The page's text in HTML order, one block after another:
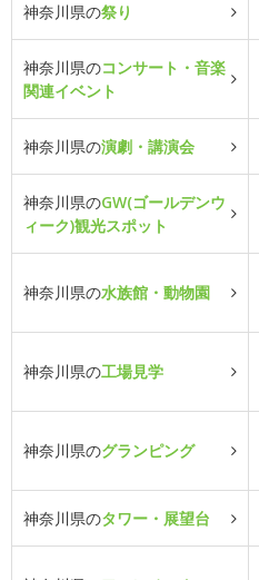
神奈川県の祭り
神奈川県のコンサート・音楽
関連イベント
神奈川県の演劇・講演会
神奈川県のGW(ゴールデンウ
ィーク)観光スポット
神奈川県の水族館・動物園
神奈川県の工場見学
神奈川県のグランピング
神奈川県のタワー・展望台